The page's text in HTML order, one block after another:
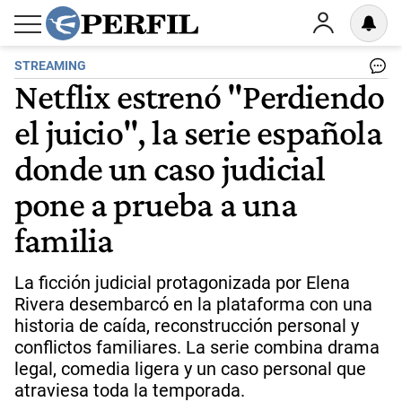
STREAMING
Netflix estrenó "Perdiendo
el juicio", la serie española
donde un caso judicial
pone a prueba a una
familia
La ficción judicial protagonizada por Elena
Rivera desembarcó en la plataforma con una
historia de caída, reconstrucción personal y
conflictos familiares. La serie combina drama
legal, comedia ligera y un caso personal que
atraviesa toda la temporada.